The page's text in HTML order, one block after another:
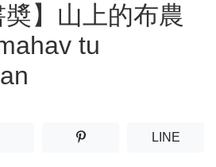
】山上的布農
tu
享至facebook(另開新視窗)
分享至噗浪(另開新視窗)
LINE(另開